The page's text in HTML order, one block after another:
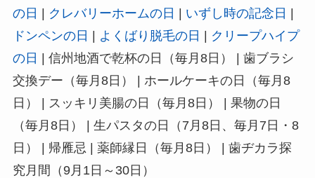
の日
クレバリーホームの日 いずし時の記念日
ドンペンの日
よくばり脱毛の日
クリープハイプ
の日
| 信州地酒で乾杯の日（毎月8日） | 歯ブラシ
交換デー（毎月8日） | ホールケーキの日（毎月8
日） | スッキリ美腸の日（毎月8日） | 果物の日
（毎月8日） | 生パスタの日（7月8日、毎月7日・8
日） | 帰雁忌 | 薬師縁日（毎月8日） | 歯ヂカラ探
究月間（9月1日～30日）